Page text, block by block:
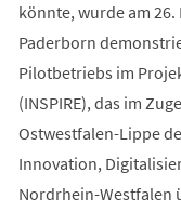
könnte, wurde am
Paderborn
Pilotbetriebs im
(INSPIRE), das im
Ostwestfalen-Lippe
Innovation,
Nordrhein-Westfalen